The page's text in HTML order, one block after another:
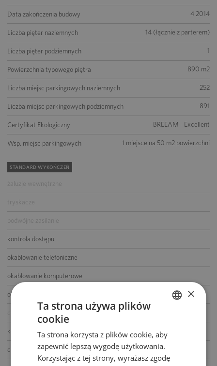
Data zakończenia budowy 4 2014
Liczba pięter naziemnych 14 (łącznie z parterem)
Liczba pięter podziemnych 1
Powierzchnia typowego piętra 890 m2
Liczba miejsc parkingowych naziemnych 252
Liczba miejsc parkingowych podziemnych 891
Certyfikat Ekologiczny BREEAM - Excellent
Wsp. miejsc parkingowych 1 miejsce na 50 m2 powierzchni
STANDARD WYKOŃCZEŃ
żaluzje wewnętrzne
tryskacze
podwójne zasilanie
kontrola dostępu
okablowanie telefoniczne
okablowanie komputerowe
okablowanie elektryczne
klimatyzacja
czujniki dymu i ciepła
ENGLISH
×
Ta strona używa plików
cookie
Ta strona korzysta z plików cookie, aby
zapewnić lepszą wygodę użytkowania.
Korzystając z tej strony, wyrażasz zgodę